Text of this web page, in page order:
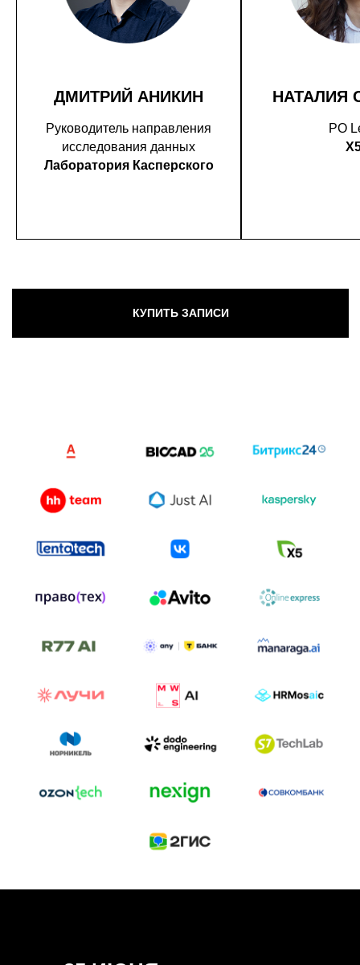
ДМИТРИЙ АНИКИН
Руководитель направления
исследования данных
Лаборатория Касперского
НАТАЛИЯ
PO
к построению бизнеса и созданию технологий под
И БИТВА АГЕНТОВ